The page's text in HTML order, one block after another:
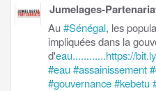
Jumelages-
Au#Sénégal, les
impliquées dans la
d'eau............https://
#eau#assainissement
#gouvernance#kebetu